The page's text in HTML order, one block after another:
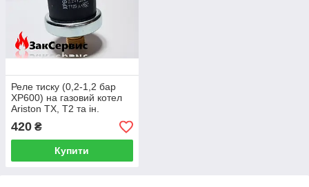
Реле тиску (0,2-1,2 бар
XP600) на газовий котел
Ariston TX, T2 та ін.
995903
420 ₴
Купити